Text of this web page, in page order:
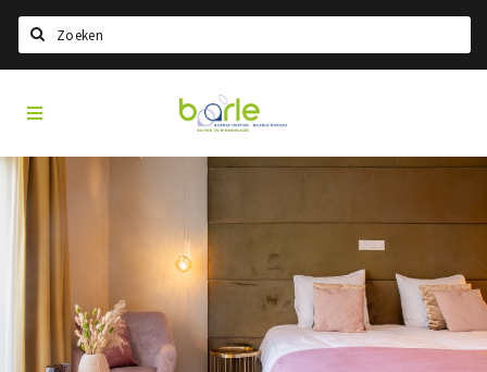
Home
Histoire
Visit Baarle Shop
Bon d'achat Enclave
Visit
Baarle